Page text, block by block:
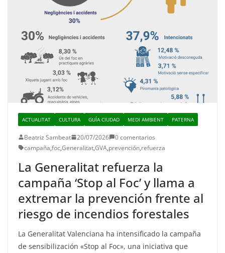
ACTUALITAT CULTURA GUÍA CIUDAD MEDI AMBIENT PATERNA
Beatriz Sambeat 20/07/2026
0 comentarios
campaña,foc,Generalitat,GVA,prevención,refuerza
La Generalitat refuerza la
campaña ‘Stop al Foc’ y llama a
extremar la prevención frente al
riesgo de incendios forestales
La Generalitat Valenciana ha intensificado la campaña
de sensibilización «Stop al Foc», una iniciativa que